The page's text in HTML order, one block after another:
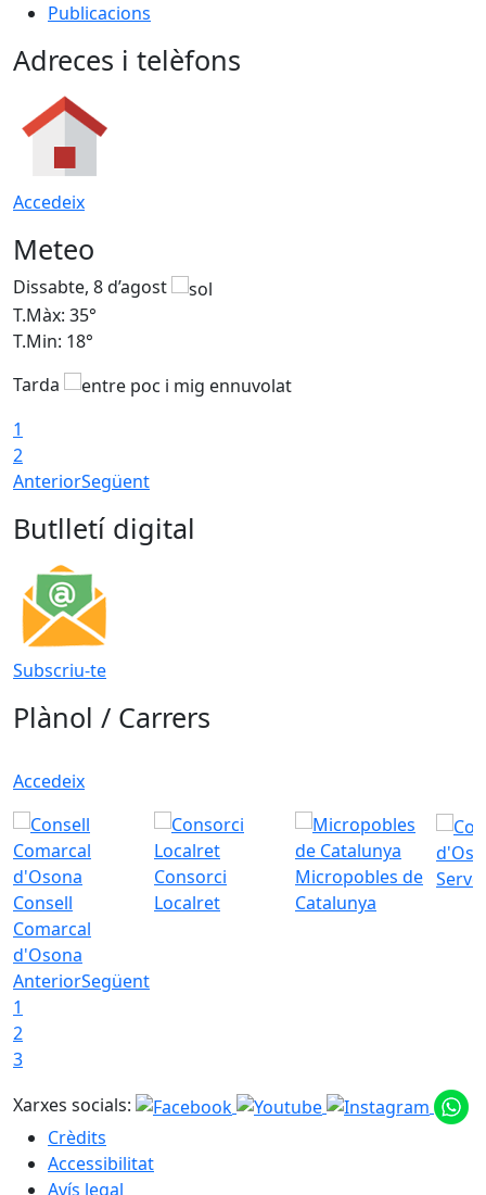
Publicacions
Adreces i telèfons
Accedeix
Meteo
Dissabte, 8 d’agost
T.Màx: 35°
T.Min: 18°
Tarda
1
2
AnteriorSegüent
Butlletí digital
Subscriu-te
Plànol / Carrers
Accedeix
Consell
Comarcal
d'Osona
Consorci
Localret
Micropobles de
Catalunya
AnteriorSegüent
1
2
3
Xarxes socials:
Crèdits
Accessibilitat
Avís legal